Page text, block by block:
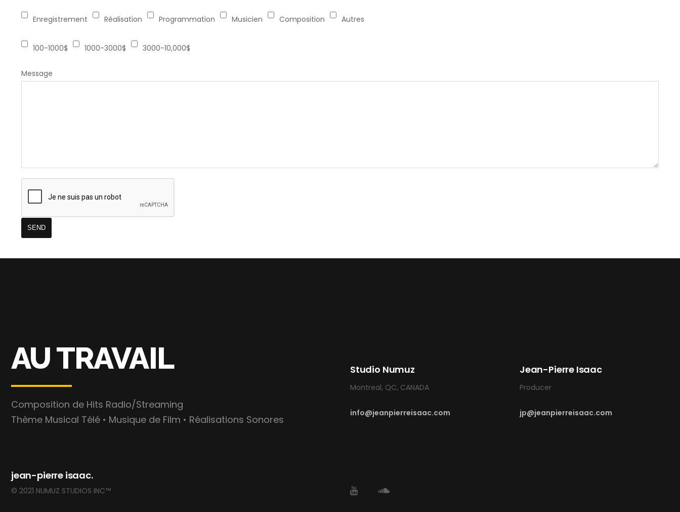
Enregistrement Réalisation Programmation Musicien Composition Autres
100-1000$ 1000-3000$ 3000-10,000$
Message
AU TRAVAIL
Composition de Hits Radio/Streaming
Thème Musical Télé • Musique de Film • Réalisations Sonores
Studio Numuz
Montreal, QC, CANADA
info@jeanpierreisaac.com
Jean-Pierre Isaac
Producer
jp@jeanpierreisaac.com
jean-pierre isaac.
© 2021 NUMUZ STUDIOS INC™